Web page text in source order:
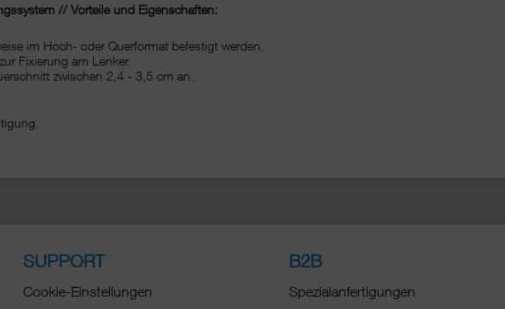
// Vorteile und Eigenschaften:
im Hoch- oder Querformat befestigt werden.
Fixierung am Lenker.
zwischen 2,4 - 3,5 cm an.
SUPPORT
Cookie-Einstellungen
B2B
Spezialanfertigungen